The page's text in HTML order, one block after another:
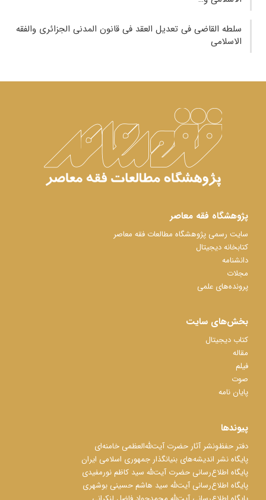
سلطه القاضی فی تعدیل العقد فی قانون المدنی الجزائری والفقه
الاسلامی
پژوهشگاه فقه معاصر
سایت رسمی پژوهشگاه مطالعات فقه معاصر
کتابخانه دیجیتال
دانشنامه
مجلات
پرونده‌های علمی
بخش‌های سایت
کتاب دیجیتال
مقاله
فیلم
صوت
پایان نامه
پیوندها
دفتر حفظ‌‌‌ونشر آثار حضرت آیت‌ﷲ‌العظمی خامنه‌ای
پایگاه نشر اندیشه‌های بنیانگذار جمهوری اسلامی ایران
پایگاه اطلاع‌رسانی حضرت آیت‌ﷲ سید کاظم نورمفیدی
پایگاه اطلاع‌رسانی آیت‌ﷲ سید هاشم حسینی بوشهری